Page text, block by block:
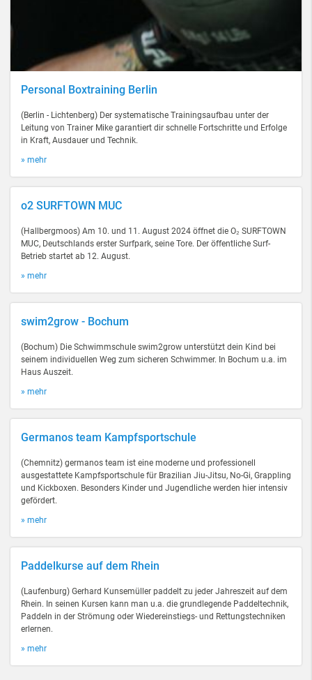
Personal Boxtraining Berlin
(Berlin - Lichtenberg) Der systematische Trainingsaufbau unter der
Leitung von Trainer Mike garantiert dir schnelle Fortschritte und Erfolge
in Kraft, Ausdauer und Technik.
» mehr
o2 SURFTOWN MUC
(Hallbergmoos) Am 10. und 11. August 2024 öffnet die O₂ SURFTOWN
MUC, Deutschlands erster Surfpark, seine Tore. Der öffentliche Surf-
Betrieb startet ab 12. August.
» mehr
swim2grow - Bochum
(Bochum) Die Schwimmschule swim2grow unterstützt dein Kind bei
seinem individuellen Weg zum sicheren Schwimmer. In Bochum u.a. im
Haus Auszeit.
» mehr
Germanos team Kampfsportschule
(Chemnitz) germanos team ist eine moderne und professionell
ausgestattete Kampfsportschule für Brazilian Jiu-Jitsu, No-Gi, Grappling
und Kickboxen. Besonders Kinder und Jugendliche werden hier intensiv
gefördert.
» mehr
Paddelkurse auf dem Rhein
(Laufenburg) Gerhard Kunsemüller paddelt zu jeder Jahreszeit auf dem
Rhein. In seinen Kursen kann man u.a. die grundlegende Paddeltechnik,
Paddeln in der Strömung oder Wiedereinstiegs- und Rettungstechniken
erlernen.
» mehr